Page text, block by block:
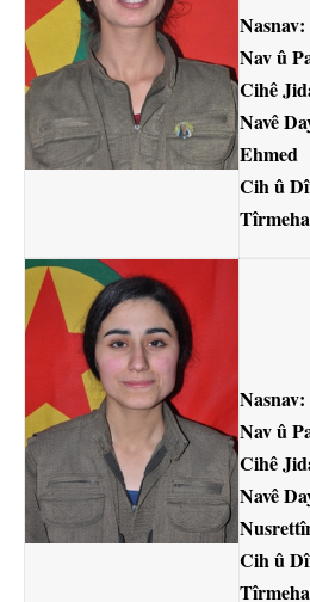
Nav û
Cihê
Navê
Ehmed
Cih û
Nav û
Cihê
Navê
Cih û